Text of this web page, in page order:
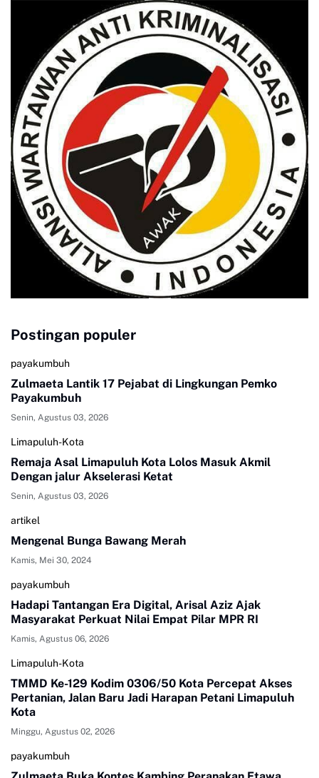
Postingan populer
payakumbuh
Zulmaeta Lantik 17 Pejabat di Lingkungan Pemko
Payakumbuh
Senin, Agustus 03, 2026
Limapuluh-Kota
Remaja Asal Limapuluh Kota Lolos Masuk Akmil
Dengan jalur Akselerasi Ketat
Senin, Agustus 03, 2026
artikel
Mengenal Bunga Bawang Merah
Kamis, Mei 30, 2024
payakumbuh
Hadapi Tantangan Era Digital, Arisal Aziz Ajak
Masyarakat Perkuat Nilai Empat Pilar MPR RI
Kamis, Agustus 06, 2026
Limapuluh-Kota
TMMD Ke-129 Kodim 0306/50 Kota Percepat Akses
Pertanian, Jalan Baru Jadi Harapan Petani Limapuluh
Kota
Minggu, Agustus 02, 2026
payakumbuh